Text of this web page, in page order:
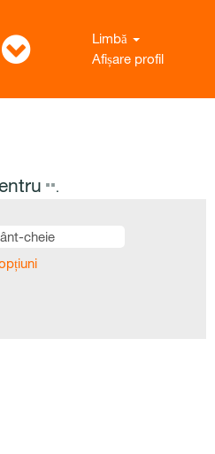
Limbă
Afișare profil
"".